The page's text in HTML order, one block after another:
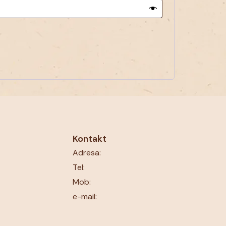
Kontakt
Adresa:
Tel:
Mob:
e-mail: